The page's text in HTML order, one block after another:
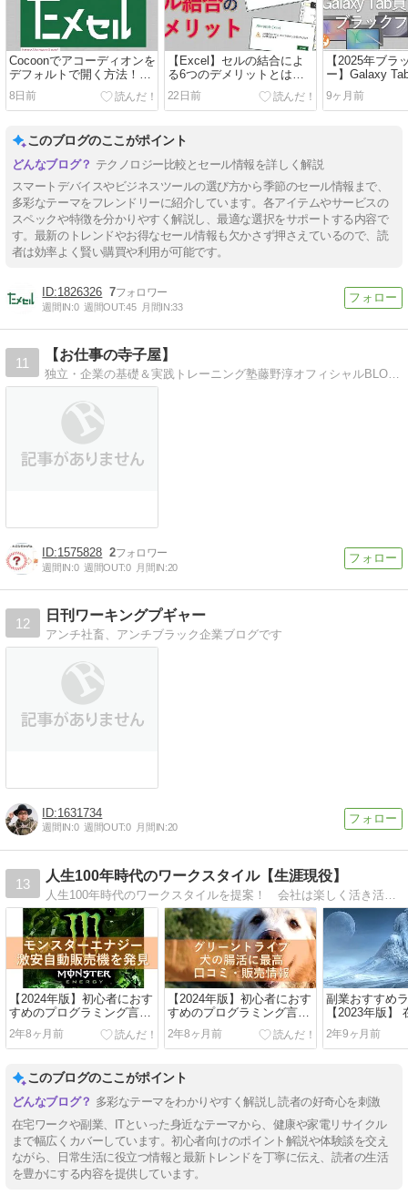
Cocoonでアコーディオンを
デフォルトで開く方法！
【jQuery不要】
8日前
【Excel】セルの結合によ
る6つのデメリットとは？
使ってはいけない理由とエ
ラー回避の裏ワザ
22日前
【2025年ブラ
ー】Galaxy
今！S10 FE・
S11まで狙い
説
9ヶ月前
このブログのここがポイント
テクノロジー比較とセール情報を詳しく解説
スマートデバイスやビジネスツールの選び方から季節のセール情報まで、
多彩なテーマをフレンドリーに紹介しています。各アイテムやサービスの
スペックや特徴を分かりやすく解説し、最適な選択をサポートする内容で
す。最新のトレンドやお得なセール情報も欠かさず押さえているので、読
者は効率よく賢い購買や利用が可能です。
1826326 7
週間IN:0 週間OUT:45 月間IN:33
11
【お仕事の寺子屋】
独立・企業の基礎＆実践トレーニング塾藤野淳オフィシャルBLOG【独立・企業の実践道場】
1575828 2
週間IN:0 週間OUT:0 月間IN:20
12
日刊ワーキングプギャー
アンチ社畜、アンチブラック企業ブログです
1631734
週間IN:0 週間OUT:0 月間IN:20
13
人生100年時代のワークスタイル【生涯現役】
人生100年時代のワークスタイルを提案！ 会社は楽しく活き活きと働き、必要な貯蓄と投資を行い、副業を育て、起業しよう！【生涯現役、明日に向かって歩け！】
【2024年版】初心者におす
すめのプログラミング言語
ガイド！ 基礎知識、選び
方、ランキング、学習方法
など！
2年8ヶ月前
【2024年版】初心者におす
すめのプログラミング言語
ガイド！ 基礎知識、選び
方、ランキング、学習方法
など！
2年8ヶ月前
副業おすすめ
【2023年版】
＆初心者向け
でをガイダン
方は？
2年9ヶ月前
このブログのここがポイント
多彩なテーマをわかりやすく解説し読者の好奇心を刺激
在宅ワークや副業、ITといった身近なテーマから、健康や家電リサイクル
まで幅広くカバーしています。初心者向けのポイント解説や体験談を交え
ながら、日常生活に役立つ情報と最新トレンドを丁寧に伝え、読者の生活
を豊かにする内容を提供しています。